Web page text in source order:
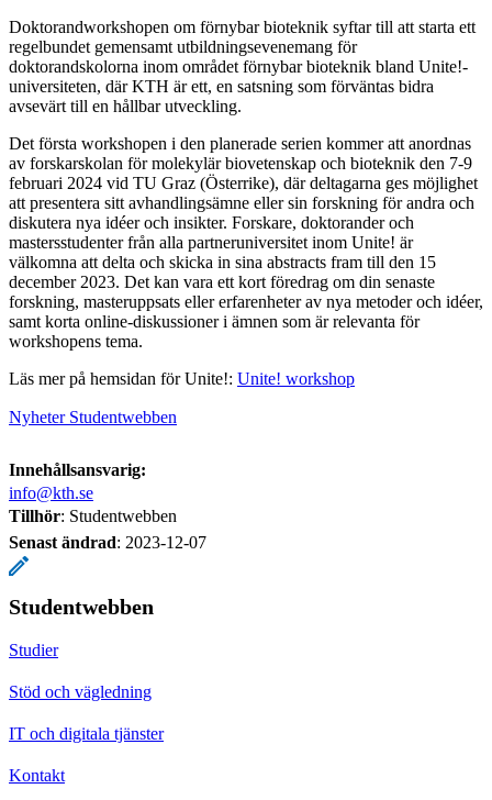
Doktorandworkshopen om förnybar bioteknik syftar till att starta ett
regelbundet gemensamt utbildningsevenemang för
doktorandskolorna inom området förnybar bioteknik bland Unite!-
universiteten, där KTH är ett, en satsning som förväntas bidra
avsevärt till en hållbar utveckling.
Det första workshopen i den planerade serien kommer att anordnas
av forskarskolan för molekylär biovetenskap och bioteknik den 7-9
februari 2024 vid TU Graz (Österrike), där deltagarna ges möjlighet
att presentera sitt avhandlingsämne eller sin forskning för andra och
diskutera nya idéer och insikter. Forskare, doktorander och
mastersstudenter från alla partneruniversitet inom Unite! är
välkomna att delta och skicka in sina abstracts fram till den 15
december 2023. Det kan vara ett kort föredrag om din senaste
forskning, masteruppsats eller erfarenheter av nya metoder och idéer,
samt korta online-diskussioner i ämnen som är relevanta för
workshopens tema.
Läs mer på hemsidan för Unite!: Unite! workshop
Nyheter Studentwebben
Innehållsansvarig:
info@kth.se
Tillhör: Studentwebben
Senast ändrad: 2023-12-07
Studentwebben
Studier
Stöd och vägledning
IT och digitala tjänster
Kontakt